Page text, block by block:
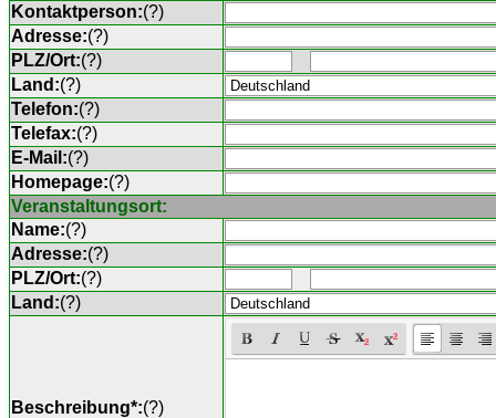
Kontaktperson:(?)
Adresse:(?)
PLZ/Ort:(?)
Land:(?)
Telefon:(?)
Telefax:(?)
E-Mail:(?)
Homepage:(?)
Veranstaltungsort:
Name:(?)
Adresse:(?)
PLZ/Ort:(?)
Land:(?)
Beschreibung*:(?)